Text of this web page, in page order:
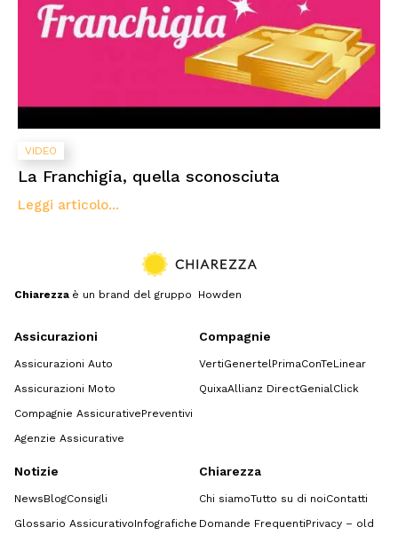
VIDEO
La Franchigia, quella sconosciuta
Leggi articolo...
Chiarezza è un brand del gruppo Howden
Assicurazioni
Assicurazioni Auto
Assicurazioni Moto
Compagnie AssicurativePreventivi
Agenzie Assicurative
Compagnie
VertiGenertel PrimaConTeLinear
QuixaAllianz DirectGenialClick
Notizie
NewsBlogConsigli
Glossario AssicurativoInfografiche
Chiarezza
Chi siamoTutto su di noiContatti
Domande FrequentiPrivacy – old